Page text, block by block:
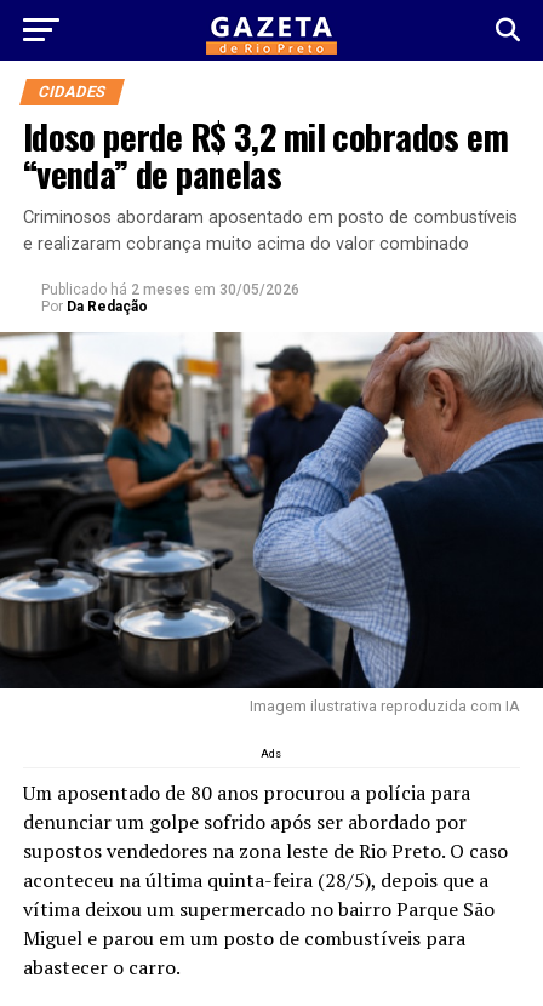
CIDADES
Idoso perde R$ 3,2 mil cobrados em
“venda” de panelas
Criminosos abordaram aposentado em posto de combustíveis
e realizaram cobrança muito acima do valor combinado
Publicado há 2 meses em 30/05/2026
Por Da Redação
Imagem ilustrativa reproduzida com IA
Ads
Um aposentado de 80 anos procurou a polícia para
denunciar um golpe sofrido após ser abordado por
supostos vendedores na zona leste de Rio Preto. O caso
aconteceu na última quinta-feira (28/5), depois que a
vítima deixou um supermercado no bairro Parque São
Miguel e parou em um posto de combustíveis para
abastecer o carro.